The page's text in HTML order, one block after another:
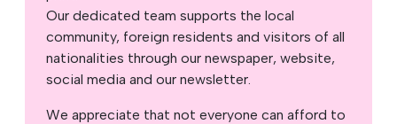
Our dedicated team supports the local
community, foreign residents and visitors of all
nationalities through our newspaper, website,
social media and our newsletter.
We appreciate that not everyone can afford to